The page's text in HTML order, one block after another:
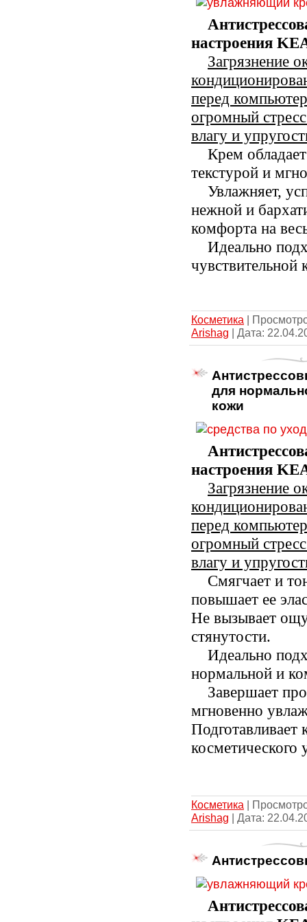
настроения KE
Загрязнение
перед
огромный
влагу и
Крем
текстурой и
Увлажняет,
нежной и
комфорта на
Идеально
чувствительной
Косметика |
Arishag | Дата:
для
кожи
настроения KE
Загрязнение
перед
огромный
влагу и
Смягчает и
повышает ее
Не вызывает
стянутости.
Идеально
нормальной и
Завершает
мгновенно
Подготавливает
косметического
Косметика |
Arishag | Дата: